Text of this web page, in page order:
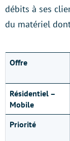
débits à ses
du matériel
Offre
Résidentiel –
Mobile
Priorité